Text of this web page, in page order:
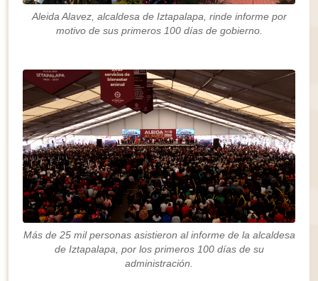
Aleida Alavez, alcaldesa de Iztapalapa, rinde informe por
motivo de sus primeros 100 días de gobierno.
Más de 25 mil personas asistieron al informe de la alcaldesa
de Iztapalapa, por los primeros 100 días de su
administración.